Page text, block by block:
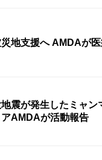
地支援へ AMDAが
地震が発生したミャ
アAMDAが活動報告